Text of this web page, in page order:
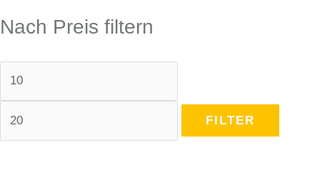
Nach Preis filtern
FILTER